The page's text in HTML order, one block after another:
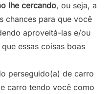
lhe cercando, ou seja, a
chances para que você
aproveitá-las e/ou
essas coisas boas
perseguido(a) de carro
carro tendo você como